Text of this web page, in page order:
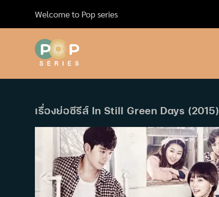
content
Welcome to Pop series
เรื่องย่อซีรีส์ In Still Green Days (2015)